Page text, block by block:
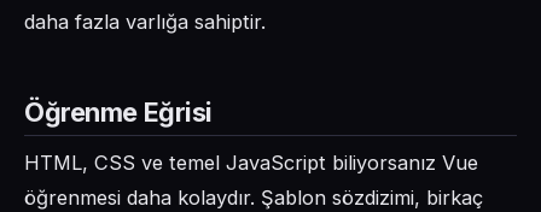
daha fazla varlığa sahiptir.
Öğrenme Eğrisi
HTML, CSS ve temel JavaScript biliyorsanız Vue
öğrenmesi daha kolaydır. Şablon sözdizimi, birkaç